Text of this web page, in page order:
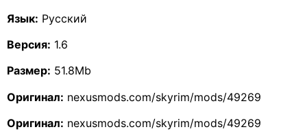
Язык: Русский
Версия: 1.6
Размер: 51.8Mb
Оригинал: nexusmods.com/skyrim/mods/49269
Оригинал: nexusmods.com/skyrim/mods/49269